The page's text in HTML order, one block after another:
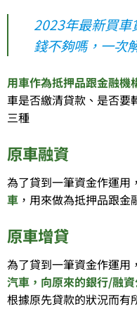
2023年最新買車
錢不夠嗎，一次
用車作為抵押品跟金融機
車是否繳清貸款、是否要
三種
原車融資
為了貸到一筆資金作運用
車 ，用來做為抵押品跟金
原車增貸
為了貸到一筆資金作運用
汽車，向原來的銀行/融
根據原先貸款的狀況而有